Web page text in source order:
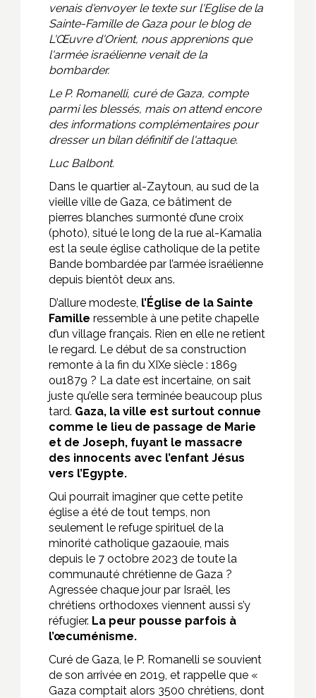
venais d'envoyer le texte sur l'Eglise de la
Sainte-Famille de Gaza pour le blog de
L'Œuvre d'Orient, nous apprenions que
l'armée israélienne venait de la
bombarder.
Le P. Romanelli, curé de Gaza, compte
parmi les blessés, mais on attend encore
des informations complémentaires pour
dresser un bilan définitif de l'attaque.
Luc Balbont.
Dans le quartier al-Zaytoun, au sud de la
vieille ville de Gaza, ce bâtiment de
pierres blanches surmonté d’une croix
(photo), situé le long de la rue al-Kamalia
est la seule église catholique de la petite
Bande bombardée par l’armée israélienne
depuis bientôt deux ans.
D’allure modeste, l’Église de la Sainte
Famille ressemble à une petite chapelle
d’un village français. Rien en elle ne retient
le regard. Le début de sa construction
remonte à la fin du XIXe siècle : 1869
ou1879 ? La date est incertaine, on sait
juste qu’elle sera terminée beaucoup plus
tard. Gaza, la ville est surtout connue
comme le lieu de passage de Marie
et de Joseph, fuyant le massacre
des innocents avec l’enfant Jésus
vers l’Egypte.
Qui pourrait imaginer que cette petite
église a été de tout temps, non
seulement le refuge spirituel de la
minorité catholique gazaouie, mais
depuis le 7 octobre 2023 de toute la
communauté chrétienne de Gaza ?
Agressée chaque jour par Israël, les
chrétiens orthodoxes viennent aussi s’y
réfugier. La peur pousse parfois à
l’œcuménisme.
Curé de Gaza, le P. Romanelli se souvient
de son arrivée en 2019, et rappelle que «
Gaza comptait alors 3500 chrétiens, dont